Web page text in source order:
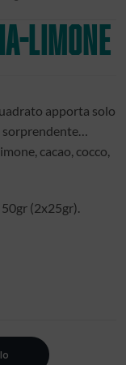
LIMONE
apporta solo
cacao, cocco,
(2x25gr).